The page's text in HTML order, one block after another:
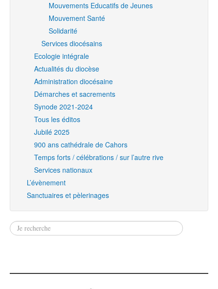
Mouvements Educatifs de Jeunes
Mouvement Santé
Solidarité
Services diocésains
Ecologie intégrale
Actualités du diocèse
Administration diocésaine
Démarches et sacrements
Synode 2021-2024
Tous les éditos
Jubilé 2025
900 ans cathédrale de Cahors
Temps forts / célébrations / sur l’autre rive
Services nationaux
L’évènement
Sanctuaires et pèlerinages